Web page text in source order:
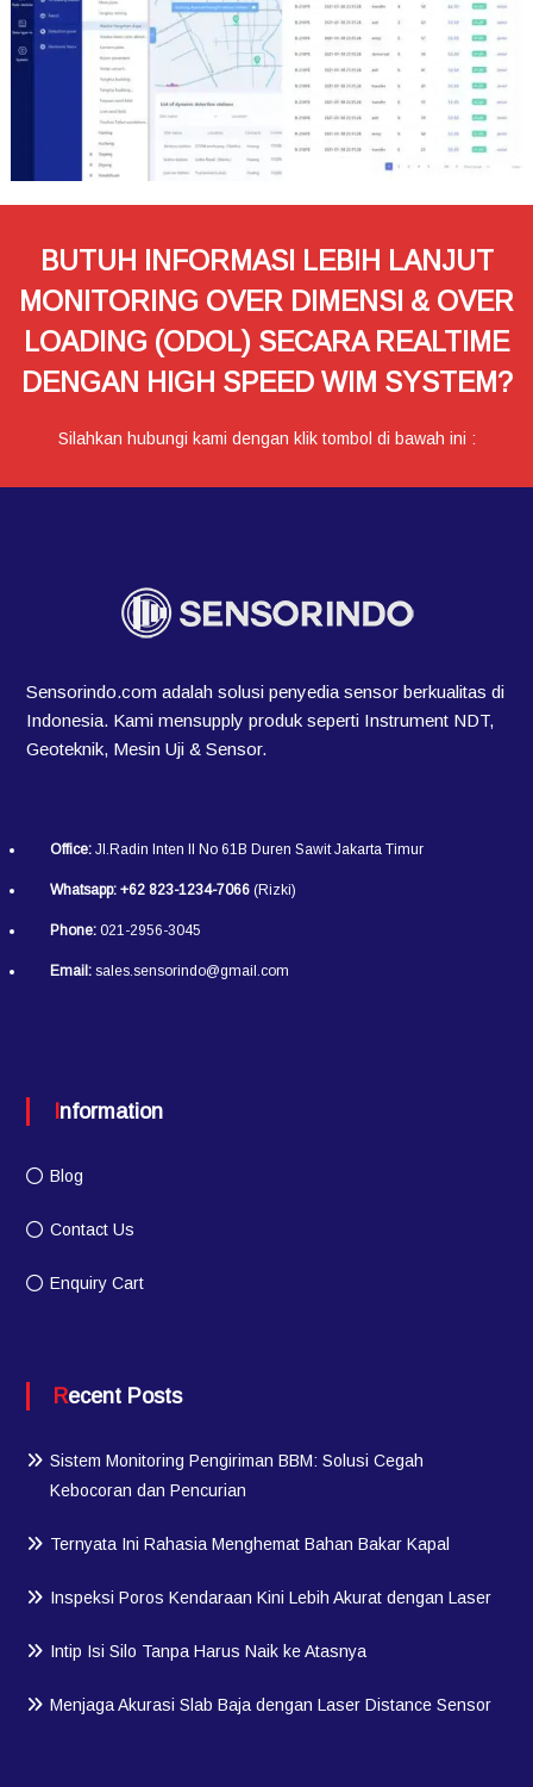
BUTUH INFORMASI LEBIH LANJUT
MONITORING OVER DIMENSI & OVER
LOADING (ODOL) SECARA REALTIME
DENGAN HIGH SPEED WIM SYSTEM?
Silahkan hubungi kami dengan klik tombol di bawah ini :
Sensorindo.com adalah solusi penyedia sensor berkualitas di
Indonesia. Kami mensupply produk seperti Instrument NDT,
Geoteknik, Mesin Uji & Sensor.
Office:Jl.Radin Inten II No 61B Duren Sawit Jakarta Timur
Whatsapp: +62 823-1234-7066(Rizki)
Phone:021-2956-3045
Email:sales.sensorindo@gmail.com
Information
Blog
Contact Us
Enquiry Cart
Recent Posts
Sistem Monitoring Pengiriman BBM: Solusi Cegah
Kebocoran dan Pencurian
Ternyata Ini Rahasia Menghemat Bahan Bakar Kapal
Inspeksi Poros Kendaraan Kini Lebih Akurat dengan Laser
Intip Isi Silo Tanpa Harus Naik ke Atasnya
Menjaga Akurasi Slab Baja dengan Laser Distance Sensor